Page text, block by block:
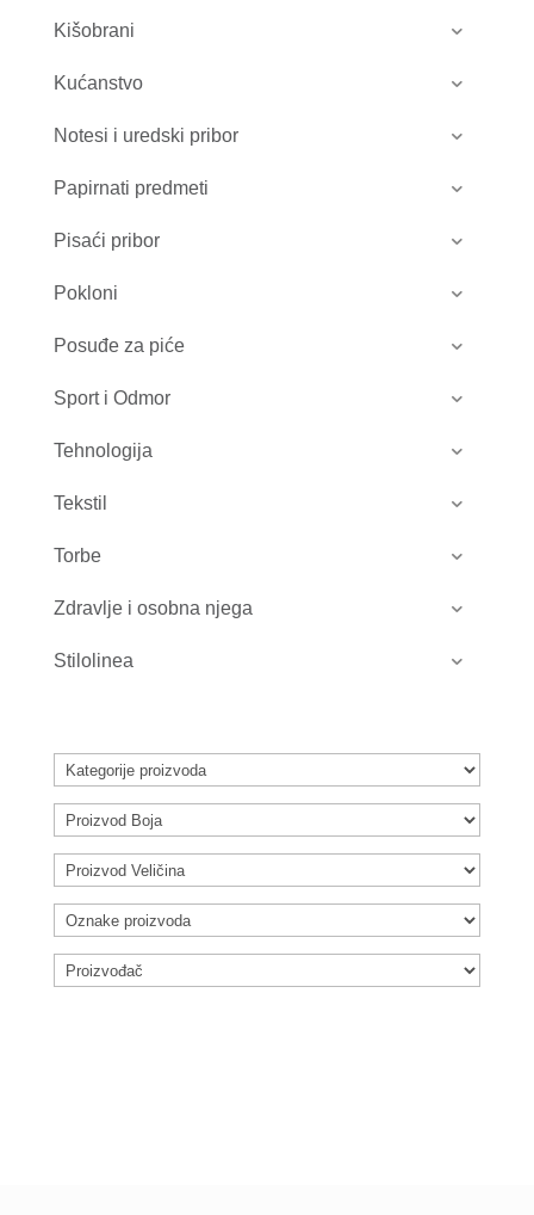
Kišobrani
Kućanstvo
Notesi i uredski pribor
Papirnati predmeti
Pisaći pribor
Pokloni
Posuđe za piće
Sport i Odmor
Tehnologija
Tekstil
Torbe
Zdravlje i osobna njega
Stilolinea